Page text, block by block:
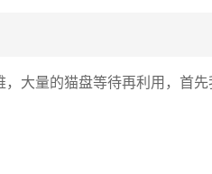
大量的猫盘等待再利用，首先